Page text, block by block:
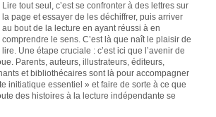
Lire tout seul, c’est se confronter à des lettres sur
la page et essayer de les déchiffrer, puis arriver
au bout de la lecture en ayant réussi à en
comprendre le sens. C’est là que naît le plaisir de
lire. Une étape cruciale : c’est ici que l’avenir de
Parents, auteurs, illustrateurs, éditeurs,
et bibliothécaires sont là pour accompagner
initiatique essentiel » et faire de sorte à ce que
des histoires à la lecture indépendante se